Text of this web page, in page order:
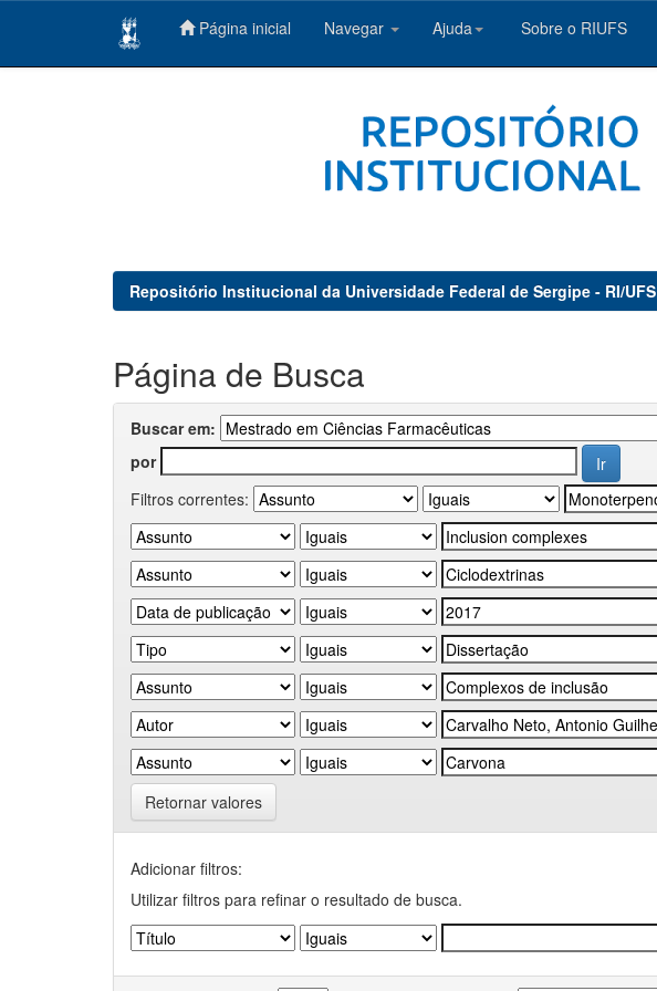
Página inicial Navegar Ajuda Sobre o RIUFS
Repositório Institucional da Universidade Federal de Sergipe - RI/UFS
Página de Busca
Buscar em:
por
Filtros correntes:
Retornar valores
Adicionar filtros:
Utilizar filtros para refinar o resultado de busca.